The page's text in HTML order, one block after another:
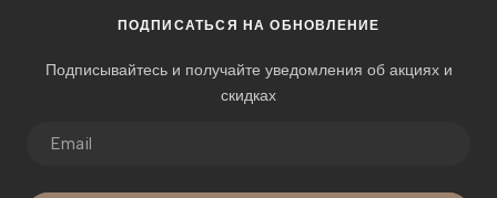
ПОДПИСАТЬСЯ НА ОБНОВЛЕНИЕ
Подписывайтесь и получайте уведомления об акциях и
скидках